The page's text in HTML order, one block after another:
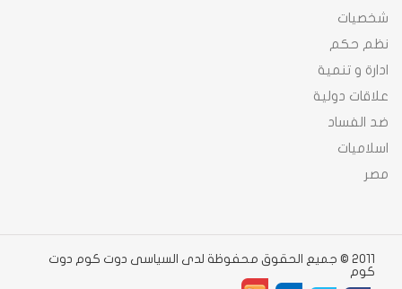
شخصيات
نظم حكم
ادارة و تنمية
علاقات دولية
ضد الفساد
اسلاميات
مصر
2011 © جميع الحقوق محفوظة لدى السياسى دوت كوم دوت
كوم